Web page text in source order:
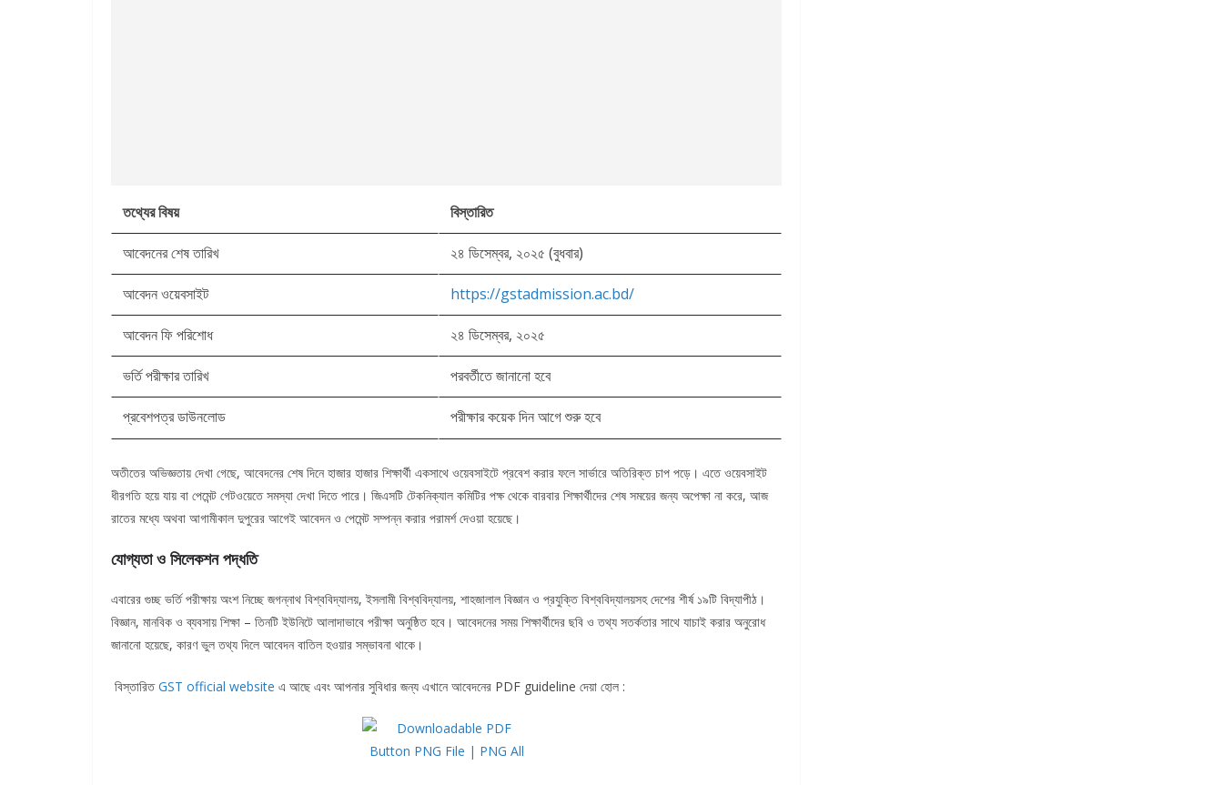
তথ্যের বিষয় বিস্তারিত
আবেদনের শেষ তারিখ ২৪ ডিসেম্বর, ২০২৫ (বুধবার)
আবেদন ওয়েবসাইট https://gstadmission.ac.bd/
আবেদন ফি পরিশোধ ২৪ ডিসেম্বর, ২০২৫
ভর্তি পরীক্ষার তারিখ পরবর্তীতে জানানো হবে
প্রবেশপত্র ডাউনলোড পরীক্ষার কয়েক দিন আগে শুরু হবে
অতীতের অভিজ্ঞতায় দেখা গেছে, আবেদনের শেষ দিনে হাজার হাজার শিক্ষার্থী একসাথে ওয়েবসাইটে প্রবেশ করার ফলে সার্ভারে অতিরিক্ত চাপ পড়ে। এতে ওয়েবসাইট
ধীরগতি হয়ে যায় বা পেমেন্ট গেটওয়েতে সমস্যা দেখা দিতে পারে। জিএসটি টেকনিক্যাল কমিটির পক্ষ থেকে বারবার শিক্ষার্থীদের শেষ সময়ের জন্য অপেক্ষা না করে, আজ
রাতের মধ্যে অথবা আগামীকাল দুপুরের আগেই আবেদন ও পেমেন্ট সম্পন্ন করার পরামর্শ দেওয়া হয়েছে।
যোগ্যতা ও সিলেকশন পদ্ধতি
এবারের গুচ্ছ ভর্তি পরীক্ষায় অংশ নিচ্ছে জগন্নাথ বিশ্ববিদ্যালয়, ইসলামী বিশ্ববিদ্যালয়, শাহজালাল বিজ্ঞান ও প্রযুক্তি বিশ্ববিদ্যালয়সহ দেশের শীর্ষ ১৯টি বিদ্যাপীঠ।
বিজ্ঞান, মানবিক ও ব্যবসায় শিক্ষা – তিনটি ইউনিটে আলাদাভাবে পরীক্ষা অনুষ্ঠিত হবে। আবেদনের সময় শিক্ষার্থীদের ছবি ও তথ্য সতর্কতার সাথে যাচাই করার অনুরোধ
জানানো হয়েছে, কারণ ভুল তথ্য দিলে আবেদন বাতিল হওয়ার সম্ভাবনা থাকে।
বিস্তারিতGST official website এ আছে এবং আপনার সুবিধার জন্য এখানে আবেদনের PDF guideline দেয়া হোল :